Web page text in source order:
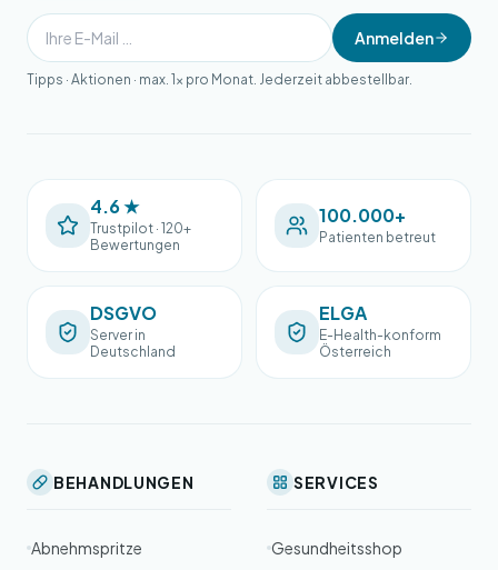
Anmelden
Tipps · Aktionen · max. 1× pro Monat. Jederzeit abbestellbar.
4.6 ★
Trustpilot · 120+
Bewertungen
100.000+
Patienten betreut
DSGVO
Server in
Deutschland
ELGA
E-Health-konform
Österreich
BEHANDLUNGEN
Abnehmspritze
SERVICES
Gesundheitsshop